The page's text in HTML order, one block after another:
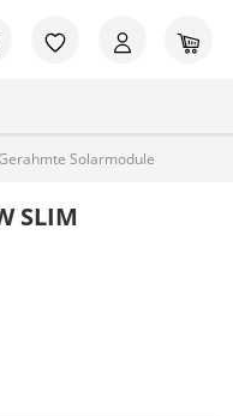
Du hast 0
Solarmodule
SLIM